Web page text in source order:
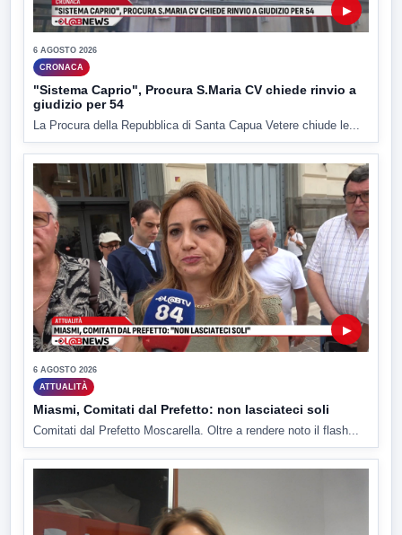
▶
6 AGOSTO 2026
CRONACA
"Sistema Caprio", Procura S.Maria CV chiede rinvio a
giudizio per 54
La Procura della Repubblica di Santa Capua Vetere chiude le...
▶
6 AGOSTO 2026
ATTUALITÀ
Miasmi, Comitati dal Prefetto: non lasciateci soli
Comitati dal Prefetto Moscarella. Oltre a rendere noto il flash...